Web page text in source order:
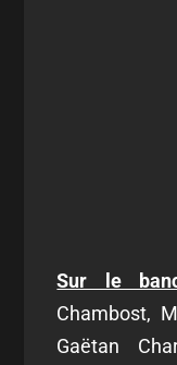
Sur le
Chambost,
Gaëtan